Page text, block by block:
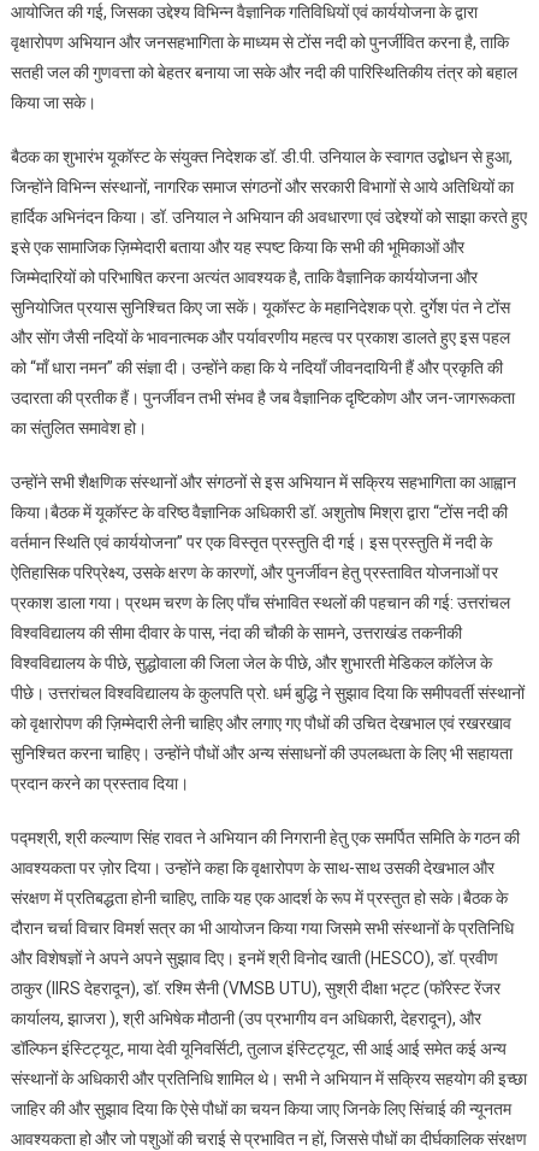
लिए
यूकोस्ट
के
विश्वविद्यालय
आयोजित की गई, जिसका उद्देश्य विभिन्न वैज्ञानिक गतिविधियों एवं कार्ययोजना के द्वारा
वृक्षारोपण अभियान और जनसहभागिता के माध्यम से टोंस नदी को पुनर्जीवित करना है, ताकि
सतही जल की गुणवत्ता को बेहतर बनाया जा सके और नदी की पारिस्थितिकीय तंत्र को बहाल
किया जा सके।
बैठक का शुभारंभ यूकॉस्ट के संयुक्त निदेशक डॉ. डी.पी. उनियाल के स्वागत उद्बोधन से हुआ,
जिन्होंने विभिन्न संस्थानों, नागरिक समाज संगठनों और सरकारी विभागों से आये अतिथियों का
हार्दिक अभिनंदन किया। डॉ. उनियाल ने अभियान की अवधारणा एवं उद्देश्यों को साझा करते हुए
इसे एक सामाजिक ज़िम्मेदारी बताया और यह स्पष्ट किया कि सभी की भूमिकाओं और
जिम्मेदारियों को परिभाषित करना अत्यंत आवश्यक है, ताकि वैज्ञानिक कार्ययोजना और
सुनियोजित प्रयास सुनिश्चित किए जा सकें। यूकॉस्ट के महानिदेशक प्रो. दुर्गेश पंत ने टोंस
और सोंग जैसी नदियों के भावनात्मक और पर्यावरणीय महत्व पर प्रकाश डालते हुए इस पहल
को “माँ धारा नमन” की संज्ञा दी। उन्होंने कहा कि ये नदियाँ जीवनदायिनी हैं और प्रकृति की
उदारता की प्रतीक हैं। पुनर्जीवन तभी संभव है जब वैज्ञानिक दृष्टिकोण और जन-जागरूकता
का संतुलित समावेश हो।
उन्होंने सभी शैक्षणिक संस्थानों और संगठनों से इस अभियान में सक्रिय सहभागिता का आह्वान
किया।बैठक में यूकॉस्ट के वरिष्ठ वैज्ञानिक अधिकारी डॉ. अशुतोष मिश्रा द्वारा “टोंस नदी की
वर्तमान स्थिति एवं कार्ययोजना” पर एक विस्तृत प्रस्तुति दी गई। इस प्रस्तुति में नदी के
ऐतिहासिक परिप्रेक्ष्य, उसके क्षरण के कारणों, और पुनर्जीवन हेतु प्रस्तावित योजनाओं पर
प्रकाश डाला गया। प्रथम चरण के लिए पाँच संभावित स्थलों की पहचान की गई: उत्तरांचल
विश्वविद्यालय की सीमा दीवार के पास, नंदा की चौकी के सामने, उत्तराखंड तकनीकी
विश्वविद्यालय के पीछे, सुद्धोवाला की जिला जेल के पीछे, और शुभारती मेडिकल कॉलेज के
पीछे। उत्तरांचल विश्वविद्यालय के कुलपति प्रो. धर्म बुद्धि ने सुझाव दिया कि समीपवर्ती संस्थानों
को वृक्षारोपण की ज़िम्मेदारी लेनी चाहिए और लगाए गए पौधों की उचित देखभाल एवं रखरखाव
सुनिश्चित करना चाहिए। उन्होंने पौधों और अन्य संसाधनों की उपलब्धता के लिए भी सहायता
प्रदान करने का प्रस्ताव दिया।
पद्मश्री, श्री कल्याण सिंह रावत ने अभियान की निगरानी हेतु एक समर्पित समिति के गठन की
आवश्यकता पर ज़ोर दिया। उन्होंने कहा कि वृक्षारोपण के साथ-साथ उसकी देखभाल और
संरक्षण में प्रतिबद्धता होनी चाहिए, ताकि यह एक आदर्श के रूप में प्रस्तुत हो सके।बैठक के
दौरान चर्चा विचार विमर्श सत्र का भी आयोजन किया गया जिसमे सभी संस्थानों के प्रतिनिधि
और विशेषज्ञों ने अपने अपने सुझाव दिए। इनमें श्री विनोद खाती (HESCO), डॉ. प्रवीण
ठाकुर (IIRS देहरादून), डॉ. रश्मि सैनी (VMSB UTU), सुश्री दीक्षा भट्ट (फॉरेस्ट रेंजर
कार्यालय, झाजरा ), श्री अभिषेक मौठानी (उप प्रभागीय वन अधिकारी, देहरादून), और
डॉल्फिन इंस्टिट्यूट, माया देवी यूनिवर्सिटी, तुलाज इंस्टिट्यूट, सी आई आई समेत कई अन्य
संस्थानों के अधिकारी और प्रतिनिधि शामिल थे। सभी ने अभियान में सक्रिय सहयोग की इच्छा
जाहिर की और सुझाव दिया कि ऐसे पौधों का चयन किया जाए जिनके लिए सिंचाई की न्यूनतम
आवश्यकता हो और जो पशुओं की चराई से प्रभावित न हों, जिससे पौधों का दीर्घकालिक संरक्षण